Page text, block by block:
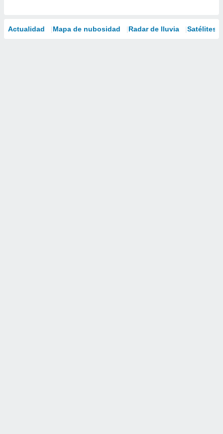
Actualidad Mapa de nubosidad Radar de lluvia Satélites